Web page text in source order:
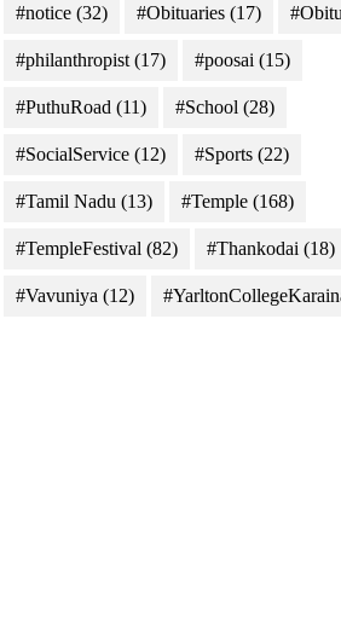
#notice(32) #Obituaries(17)
#philanthropist(17) #poosai (15)
#PuthuRoad (11) #School (28)
#SocialService(12) #Sports(22)
#Tamil Nadu (13) #Temple(168)
#TempleFestival (82) #Thankodai (18)
#Vavuniya (12)